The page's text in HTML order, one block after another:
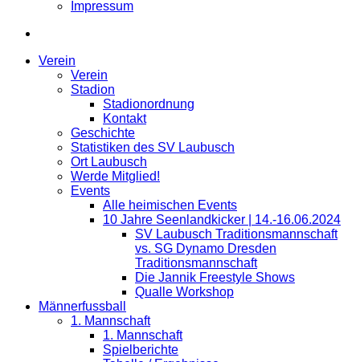
Impressum
Verein
Verein
Stadion
Stadionordnung
Kontakt
Geschichte
Statistiken des SV Laubusch
Ort Laubusch
Werde Mitglied!
Events
Alle heimischen Events
10 Jahre Seenlandkicker | 14.-16.06.2024
SV Laubusch Traditionsmannschaft
vs. SG Dynamo Dresden
Traditionsmannschaft
Die Jannik Freestyle Shows
Qualle Workshop
Männerfussball
1. Mannschaft
1. Mannschaft
Spielberichte